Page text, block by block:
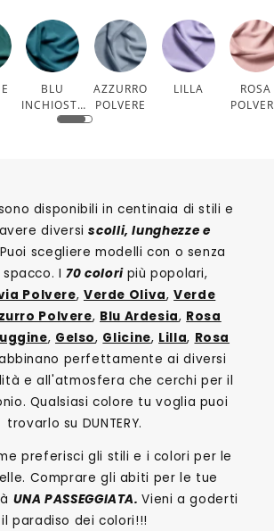
BLU
INCHIOSTR
O
AZZURRO
POLVERE
LILLA
ROSA
disponibili in centinaia di stili e
diversiscolli, lunghezze e
scegliere modelli con o senza
spacco. I70 colori più popolari,
Polvere, Verde Oliva,Verde
Polvere, Blu Ardesia, Rosa
, Gelso, Glicine, Lilla, Rosa
perfettamente ai diversi
e all'atmosfera che cerchi per il
Qualsiasi colore tu voglia puoi
trovarlo su DUNTERY.
preferisci gli stili e i colori per le
Comprare gli abiti per le tue
UNA PASSEGGIATA.Vieni a goderti
il paradiso dei colori!!!